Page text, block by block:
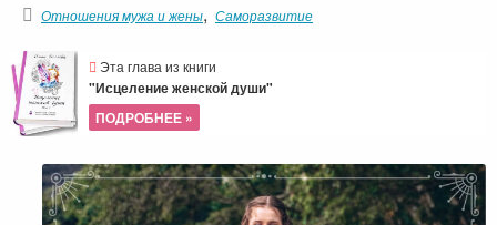
Отношения мужа и жены, Саморазвитие
Эта глава из книги
"Исцеление женской души"
ПОДРОБНЕЕ »